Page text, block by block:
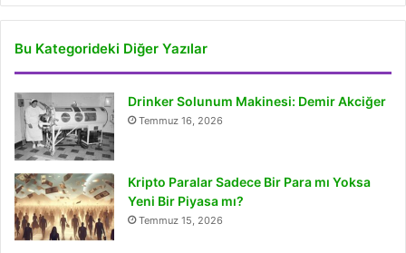
Bu Kategorideki Diğer Yazılar
Drinker Solunum Makinesi: Demir Akciğer
Temmuz 16, 2026
Kripto Paralar Sadece Bir Para mı Yoksa
Yeni Bir Piyasa mı?
Temmuz 15, 2026